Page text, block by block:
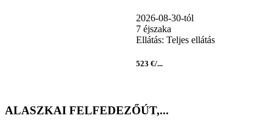
2026-08-30-tól
7 éjszaka
Ellátás: Teljes ellátás
523 €/...
ALASZKAI FELFEDEZŐÚT,...